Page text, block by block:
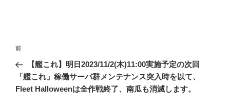
投
ナ
ビ
前
の
投
稿
前
【艦これ】明日2023/11/2(木)11:00実施予定の次回
「艦これ」稼働サーバ群メンテナンス突入時を以て、
Fleet Halloweenは全作戦終了、南瓜も消滅します。